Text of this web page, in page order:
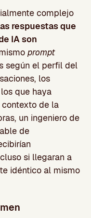
complejo
respuestas que
IA son
prompt
según el perfil del
los
que haya
de la
un ingeniero de
de
si llegaran a
idéntico al mismo